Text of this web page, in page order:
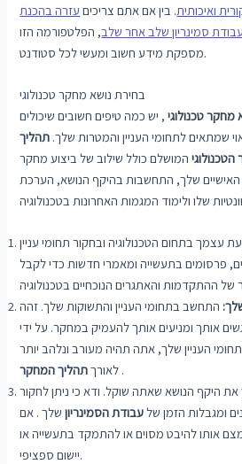
ואיכותית. בין אם אתם צריכים עזרה בהכנת
סמינריון שלב אחר שלב, הפלטפורמה הזו
מספקת מידע חשוב ומעשי לכל סטודנט.
בחירת נושא מחקר טכנולוגי
טכנולוגי, יש כמה טיפים חשובים שיכולים
שמתאים לתחומי העניין והמטרות שלך. תהליך
המושלם כולל שילוב של ביצוע מחקר
האישיים שלך, התחשבות בהיקף הנושא, הערכת
עצמך בתחום הטכנולוגיה ובחקור תחומי עניין
פרסומים בתעשייה ומאמרי חדשות כדי לקבל
התחשב בתחומי העניין והתשוקות שלך. זהה
אותך ומניעים אותך להעמיק במחקר. על ידי
העניין שלך, אתה תהיה מעורב ונלהב יותר
לאורךתהליך המחקר
.
היקף הנושא שאתה שוקל. ודא כי ניתן לחקור
ומגבלות הזמן שלעבודת הסמינריוןשלך . אם
אותו להיבט מסוים או להתמקד בתעשייה או
יישום ספציפי.